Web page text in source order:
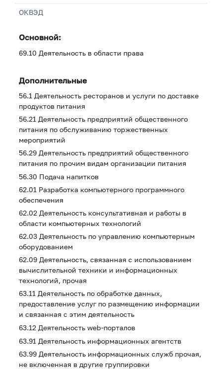
ОКВЭД
Основной:
69.10 Деятельность в области права
Дополнительные
56.1 Деятельность ресторанов и услуги по доставке
продуктов питания
56.21 Деятельность предприятий общественного
питания по обслуживанию торжественных
мероприятий
56.29 Деятельность предприятий общественного
питания по прочим видам организации питания
56.30 Подача напитков
62.01 Разработка компьютерного программного
обеспечения
62.02 Деятельность консультативная и работы в
области компьютерных технологий
62.03 Деятельность по управлению компьютерным
оборудованием
62.09 Деятельность, связанная с использованием
вычислительной техники и информационных
технологий, прочая
63.11 Деятельность по обработке данных,
предоставление услуг по размещению информации
и связанная с этим деятельность
63.12 Деятельность web-порталов
63.91 Деятельность информационных агентств
63.99 Деятельность информационных служб прочая,
не включенная в другие группировки